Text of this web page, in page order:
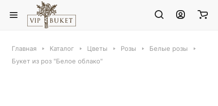
Главная Каталог Цветы Розы
Белые розы
Букет из роз "Белое облако"